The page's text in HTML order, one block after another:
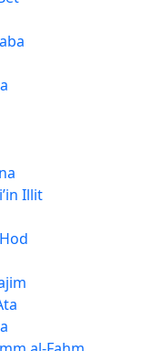
Illit